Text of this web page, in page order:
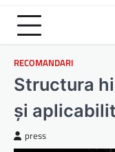
RECOMANDARI
Structura
și
press